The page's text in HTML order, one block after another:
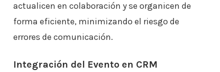
actualicen en colaboración y se organicen de
forma eficiente, minimizando el riesgo de
errores de comunicación.
Integración del Evento en CRM